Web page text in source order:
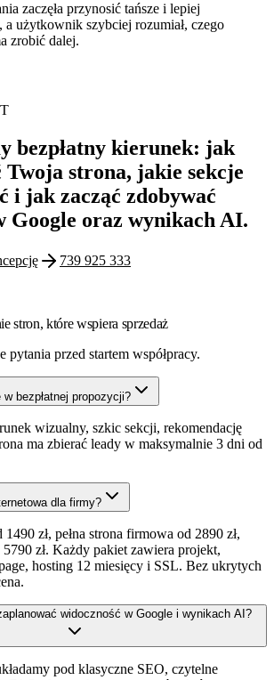
zaczęła przynosić tańsze i lepiej
użytkownik szybciej rozumiał, czego
zrobić dalej.
bezpłatny kierunek: jak
Twoja strona, jakie sekcje
i jak zacząć zdobywać
Google oraz wynikach AI.
739 925 333
stron, które wspiera sprzedaż
pytania przed startem współpracy.
w bezpłatnej propozycji?
wizualny, szkic sekcji, rekomendację
ma zbierać leady w maksymalnie 3 dni od
dla firmy?
zł, pełna strona firmowa od 2890 zł,
zł. Każdy pakiet zawiera projekt,
hosting 12 miesięcy i SSL. Bez ukrytych
widoczność w Google i wynikach AI?
pod klasyczne SEO, czytelne